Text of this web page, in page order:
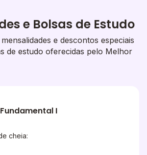
e Bolsas de Estudo
e descontos especiais
de estudo oferecidas pelo Melhor
I
cheia: